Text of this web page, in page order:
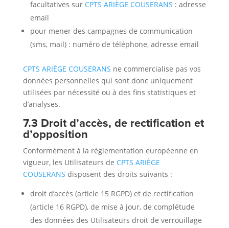
facultatives sur CPTS ARIÈGE COUSERANS : adresse
email
pour mener des campagnes de communication
(sms, mail) : numéro de téléphone, adresse email
CPTS ARIÈGE COUSERANS ne commercialise pas vos
données personnelles qui sont donc uniquement
utilisées par nécessité ou à des fins statistiques et
d’analyses.
7.3 Droit d’accès, de rectification et
d’opposition
Conformément à la réglementation européenne en
vigueur, les Utilisateurs de CPTS ARIÈGE
COUSERANS disposent des droits suivants :
droit d’accès (article 15 RGPD) et de rectification
(article 16 RGPD), de mise à jour, de complétude
des données des Utilisateurs droit de verrouillage